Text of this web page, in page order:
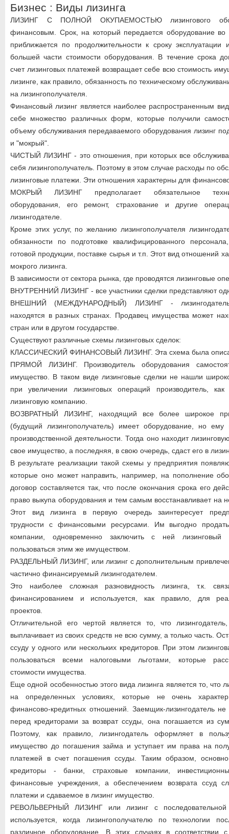
Бизнес : Виды лизинга
ЛИЗИНГ С ПОЛНОЙ ОКУПАЕМОСТЬЮ лизингового
финансовым. Срок, на который передается оборудование во
приближается по продолжительности к сроку
большей части стоимости оборудования. В течение срока
счет лизинговых платежей возвращает себе всю стоимость
лизинге, как правило, обязанность по техническому
на лизингополучателя.
Финансовый лизинг является наиболее распространенным
себе множество различных форм, которые получили
объему обслуживания передаваемого оборудования лизинг
и "мокрый".
ЧИСТЫЙ ЛИЗИНГ - это отношения, при которых все
себя лизингополучатель. Поэтому в этом случае расходы по
лизинговые платежи. Эти отношения характерны для
МОКРЫЙ ЛИЗИНГ предполагает обязательное
оборудования, его ремонт, страхование и другие
лизингодателе.
Кроме этих услуг, по желанию лизингополучателя
обязанности по подготовке квалифицированного
готовой продукции, поставке сырья и т.п. Этот вид отношений
мокрого лизинга.
В зависимости от сектора рынка, где проводятся лизинговые
ВНУТРЕННИЙ ЛИЗИНГ - все участники сделки представляют
ВНЕШНИЙ (МЕЖДУНАРОДНЫЙ) ЛИЗИНГ - лизингодатель
находятся в разных странах. Продавец имущества может
стран или в другом государстве.
Существуют различные схемы лизинговых сделок:
КЛАССИЧЕСКИЙ ФИНАНСОВЫЙ ЛИЗИНГ. Эта схема была
ПРЯМОЙ ЛИЗИНГ. Производитель оборудования
имущество. В таком виде лизинговые сделки не нашли
при увеличении лизинговых операций производитель,
лизинговую компанию.
ВОЗВРАТНЫЙ ЛИЗИНГ, находящий все более широкое
(будущий лизингополучатель) имеет оборудование, но ему
производственной деятельности. Тогда оно находит
свое имущество, а последняя, в свою очередь, сдаст его в
В результате реализации такой схемы у предприятия
которые оно может направить, например, на пополнение
договор составляется так, что после окончания срока его
право выкупа оборудования и тем самым восстанавливает на
Этот вид лизинга в первую очередь заинтересует
трудности с финансовыми ресурсами. Им выгодно
компании, одновременно заключить с ней лизинговый
пользоваться этим же имуществом.
РАЗДЕЛЬНЫЙ ЛИЗИНГ, или лизинг с дополнительным
частично финансируемый лизингодателем.
Это наиболее сложная разновидность лизинга, т.к.
финансированием и используется, как правило, для
проектов.
Отличительной его чертой является то, что
выплачивает из своих средств не всю сумму, а только часть.
ссуду у одного или нескольких кредиторов. При этом
пользоваться всеми налоговыми льготами, которые
стоимости имущества.
Еще одной особенностью этого вида лизинга является то, что
на определенных условиях, которые не очень
финансово-кредитных отношений. Заемщик-лизингодатель не
перед кредиторами за возврат ссуды, она погашается из
Поэтому, как правило, лизингодатель оформляет в
имущество до погашения займа и уступает им права на
платежей в счет погашения ссуды. Таким образом,
кредиторы - банки, страховые компании,
финансовые учреждения, а обеспечением возврата ссуд
платежи и сдаваемое в лизинг имущество.
РЕВОЛЬВЕРНЫЙ ЛИЗИНГ или лизинг с последовательной
используется, когда лизингополучателю по технологии
различное оборудование. В этих случаях в соответствии